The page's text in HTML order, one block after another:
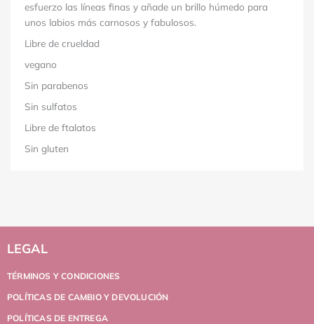
esfuerzo las líneas finas y añade un brillo húmedo para
unos labios más carnosos y fabulosos.
Libre de crueldad
vegano
Sin parabenos
Sin sulfatos
Libre de ftalatos
Sin gluten
LEGAL
TÉRMINOS Y CONDICIONES
POLÍTICAS DE CAMBIO Y DEVOLUCIÓN
POLÍTICAS DE ENTREGA